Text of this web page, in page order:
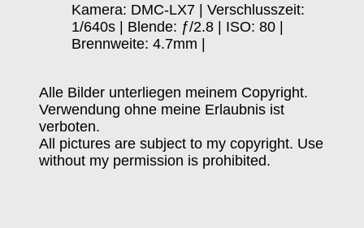
Kamera: DMC-LX7 | Verschlusszeit:
1/640s | Blende: ƒ/2.8 | ISO: 80 |
Brennweite: 4.7mm |
Alle Bilder unterliegen meinem Copyright.
Verwendung ohne meine Erlaubnis ist
verboten.
All pictures are subject to my copyright. Use
without my permission is prohibited.